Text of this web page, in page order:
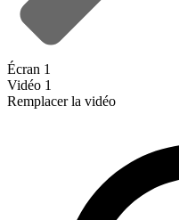
Écran 1
Vidéo 1
Remplacer la vidéo